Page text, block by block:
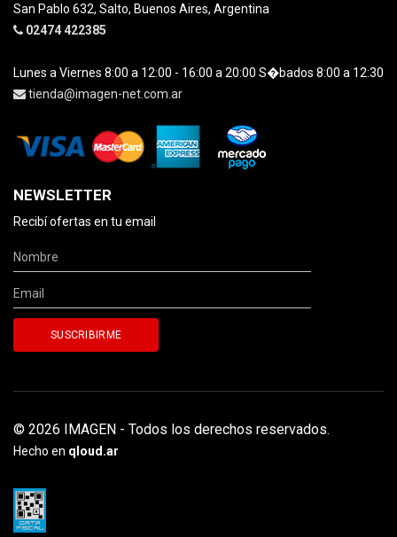
San Pablo 632, Salto, Buenos Aires, Argentina
02474 422385
Lunes a Viernes 8:00 a 12:00 - 16:00 a 20:00 S�bados 8:00 a 12:30
tienda@imagen-net.com.ar
NEWSLETTER
Recibí ofertas en tu email
© 2026 IMAGEN - Todos los derechos reservados.
Hecho en qloud.ar